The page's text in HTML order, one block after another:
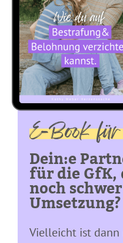
E-Book
Dein:e
für die
noch
Umsetzung?
Vielleicht ist dann